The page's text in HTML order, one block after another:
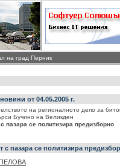
на град Перник
от 04.05.2005 г.
на регионалното депо за
Бучино на Великден
пазара се политизира предизборно
с пазара се политизира